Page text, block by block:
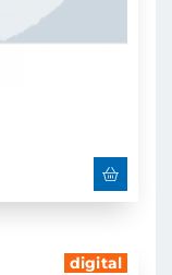
digital